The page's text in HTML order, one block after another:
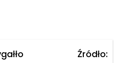
Źródło: